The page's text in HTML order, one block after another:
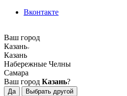
Вконтакте
Ваш город
Казань
Казань
Набережные Челны
Самара
Ваш город Казань?
Да Выбрать другой